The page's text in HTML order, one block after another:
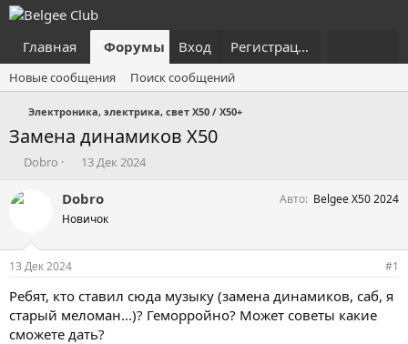
Главная Форумы Что нового?
Вход Регистрация
Новые сообщения Поиск сообщений
Электроника, электрика, свет X50 / X50+
Замена динамиков X50
А
т
т
е
м
ы
Dobro
Д
т
н
а
л
13 Дек 2024
Dobro
Новичок
Авто Belgee X50 2024
13 Дек 2024 #1
Ребят, кто ставил сюда музыку (замена динамиков, саб, я
старый меломан...)? Геморройно? Может советы какие
сможете дать?